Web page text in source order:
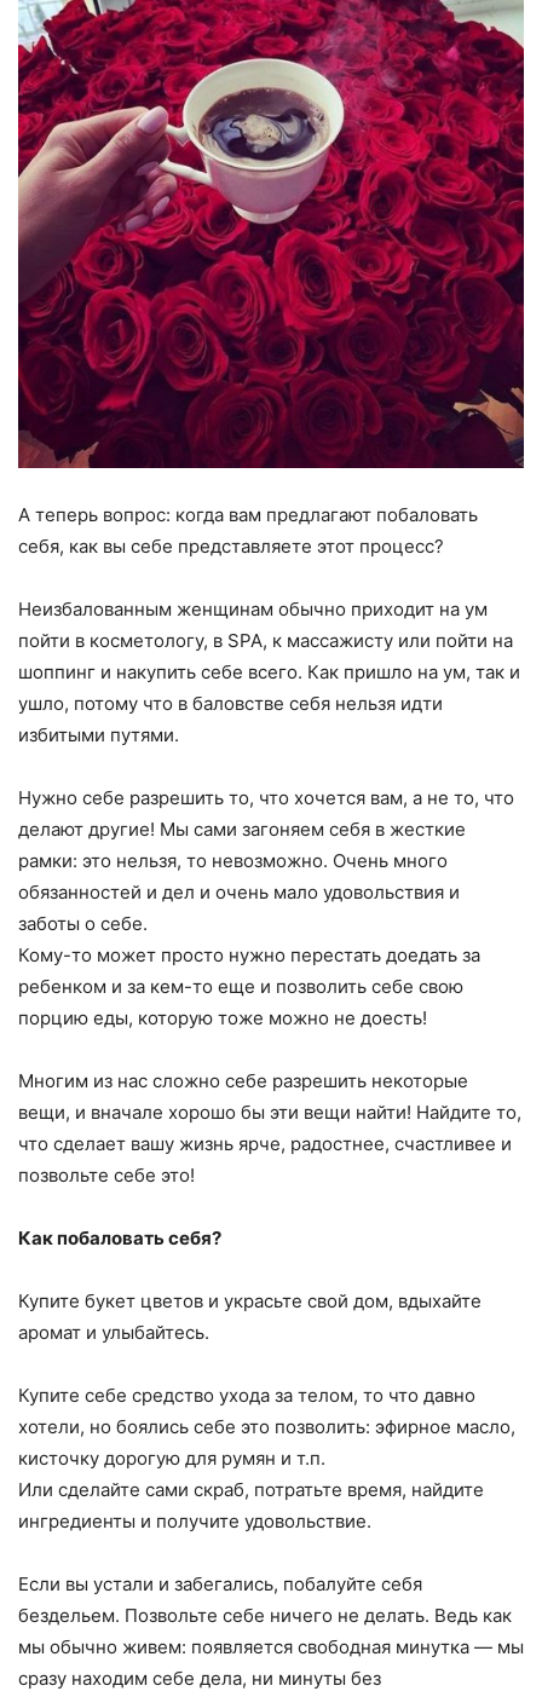
А теперь вопрос: когда вам предлагают побаловать
себя, как вы себе представляете этот процесс?
Неизбалованным женщинам обычно приходит на ум
пойти в косметологу, в SPA, к массажисту или пойти на
шоппинг и накупить себе всего. Как пришло на ум, так и
ушло, потому что в баловстве себя нельзя идти
избитыми путями.
Нужно себе разрешить то, что хочется вам, а не то, что
делают другие! Мы сами загоняем себя в жесткие
рамки: это нельзя, то невозможно. Очень много
обязанностей и дел и очень мало удовольствия и
заботы о себе.
Кому-то может просто нужно перестать доедать за
ребенком и за кем-то еще и позволить себе свою
порцию еды, которую тоже можно не доесть!
Многим из нас сложно себе разрешить некоторые
вещи, и вначале хорошо бы эти вещи найти! Найдите то,
что сделает вашу жизнь ярче, радостнее, счастливее и
позвольте себе это!
Как побаловать себя?
Купите букет цветов и украсьте свой дом, вдыхайте
аромат и улыбайтесь.
Купите себе средство ухода за телом, то что давно
хотели, но боялись себе это позволить: эфирное масло,
кисточку дорогую для румян и т.п.
Или сделайте сами скраб, потратьте время, найдите
ингредиенты и получите удовольствие.
Если вы устали и забегались, побалуйте себя
бездельем. Позвольте себе ничего не делать. Ведь как
мы обычно живем: появляется свободная минутка — мы
сразу находим себе дела, ни минуты без